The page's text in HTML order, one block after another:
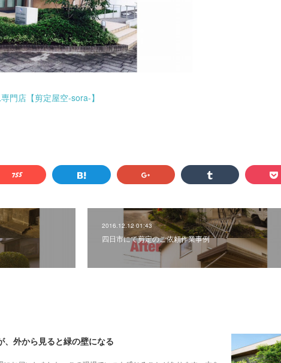
門店【剪定屋空-sora-】
2016.12.12 01:43
四日市にて剪定のご依頼作業事例
外から見ると緑の壁になる